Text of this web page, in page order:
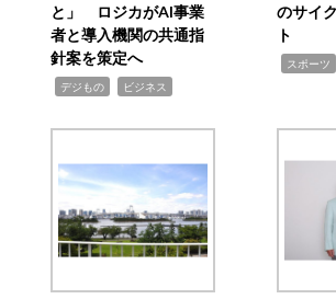
と」 ロジカがAI事業
者と導入機関の共通指
針案を策定へ
デジもの ビジネス
のサイ
ト
スポーツ